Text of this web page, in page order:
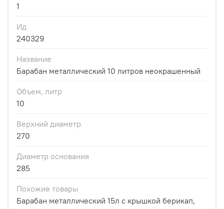
1
Ид
240329
Название
Барабан металлический 10 литров неокрашенный
Объем, литр
10
Верхний диаметр
270
Диаметр основания
285
Похожие товары
Барабан металлический 15л с крышкой берикап,